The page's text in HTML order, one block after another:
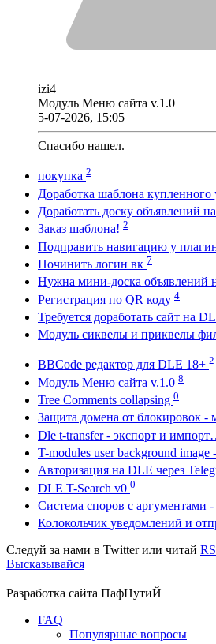
izi4
Модуль Меню сайта v.1.0
5-07-2026, 15:05
Спасибо нашел.
покупка 2
Доработка шаблона
Доработать доску объявлений
Заказ шаблона! 2
Подправить навигацию у
Починить логин вк 7
Нужна мини-доска
Регистрация по QR коду 4
Требуется доработать сайт на
Модуль сиквелы и приквелы
BBCode редактор для DLE 18+ 2
Модуль Меню сайта v.1.0 8
Tree Comments collapsing 0
Защита домена от блокировок
Dle t-transfer - экспорт и
T-modules user background
Авторизация на DLE через
DLE T-Search v0 0
Система споров с аргументами
Колокольчик уведомлений и
Следуй за нами в Twitterили читай
Высказывайся
Разработка сайта ПафНутиЙ
FAQ
Популярные вопросы